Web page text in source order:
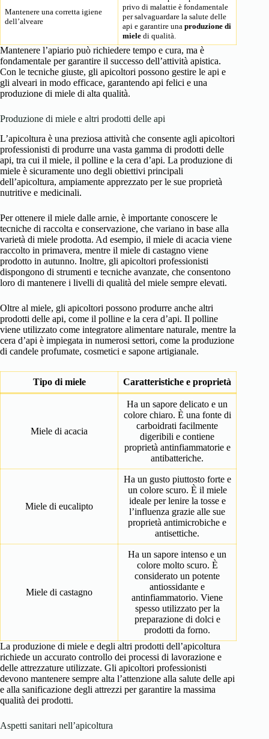
Mantenere una corretta igiene
dell’alveare
privo di malattie è fondamentale
per salvaguardare la salute delle
api e garantire una produzione di
mieledi qualità.
Mantenere l’apiario può richiedere tempo e cura, ma è
fondamentale per garantire il successo dell’attività apistica.
Con le tecniche giuste, gli apicoltori possono gestire le api e
gli alveari in modo efficace, garantendo api felici e una
produzione di miele di alta qualità.
Produzione di miele e altri prodotti delle api
L’apicoltura è una preziosa attività che consente agli apicoltori
professionisti di produrre una vasta gamma di prodotti delle
api, tra cui il miele, il polline e la cera d’api. La produzione di
miele è sicuramente uno degli obiettivi principali
dell’apicoltura, ampiamente apprezzato per le sue proprietà
nutritive e medicinali.
Per ottenere il miele dalle arnie, è importante conoscere le
tecniche di raccolta e conservazione, che variano in base alla
varietà di miele prodotta. Ad esempio, il miele di acacia viene
raccolto in primavera, mentre il miele di castagno viene
prodotto in autunno. Inoltre, gli apicoltori professionisti
dispongono di strumenti e tecniche avanzate, che consentono
loro di mantenere i livelli di qualità del miele sempre elevati.
Oltre al miele, gli apicoltori possono produrre anche altri
prodotti delle api, come il polline e la cera d’api. Il polline
viene utilizzato come integratore alimentare naturale, mentre la
cera d’api è impiegata in numerosi settori, come la produzione
di candele profumate, cosmetici e sapone artigianale.
Tipo di miele Caratteristiche e proprietà
Miele di acacia
Ha un sapore delicato e un
colore chiaro. È una fonte di
carboidrati facilmente
digeribili e contiene
proprietà antinfiammatorie e
antibatteriche.
Miele di eucalipto
Ha un gusto piuttosto forte e
un colore scuro. È il miele
ideale per lenire la tosse e
l’influenza grazie alle sue
proprietà antimicrobiche e
antisettiche.
Miele di castagno
Ha un sapore intenso e un
colore molto scuro. È
considerato un potente
antiossidante e
antinfiammatorio. Viene
spesso utilizzato per la
preparazione di dolci e
prodotti da forno.
La produzione di miele e degli altri prodotti dell’apicoltura
richiede un accurato controllo dei processi di lavorazione e
delle attrezzature utilizzate. Gli apicoltori professionisti
devono mantenere sempre alta l’attenzione alla salute delle api
e alla sanificazione degli attrezzi per garantire la massima
qualità dei prodotti.
Aspetti sanitari nell’apicoltura